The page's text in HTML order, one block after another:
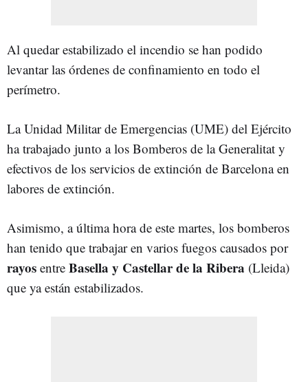
Al quedar estabilizado el incendio se han podido
levantar las órdenes de confinamiento en todo el
perímetro.
La Unidad Militar de Emergencias (UME) del Ejército
ha trabajado junto a los Bomberos de la Generalitat y
efectivos de los servicios de extinción de Barcelona en
labores de extinción.
Asimismo, a última hora de este martes, los bomberos
han tenido que trabajar en varios fuegos causados por
rayos entre Basella y Castellar de la Ribera (Lleida)
que ya están estabilizados.